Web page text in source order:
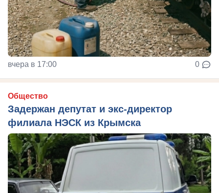
вчера в 17:00 0
Общество
Задержан депутат и экс-директор
филиала НЭСК из Крымска